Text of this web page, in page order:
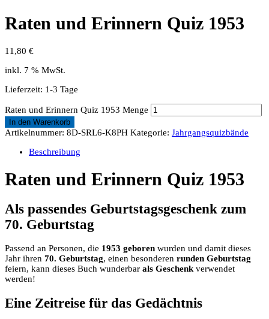
Raten und Erinnern Quiz 1953
11,80 €
inkl. 7 % MwSt.
Lieferzeit: 1-3 Tage
Raten und Erinnern Quiz 1953 Menge
In den Warenkorb
Artikelnummer: 8D-SRL6-K8PH Kategorie: Jahrgangsquizbände
Beschreibung
Raten und Erinnern Quiz 1953
Als passendes Geburtstagsgeschenk zum
70. Geburtstag
Passend an Personen, die 1953 geboren wurden und damit dieses
Jahr ihren 70. Geburtstag, einen besonderen runden Geburtstag
feiern, kann dieses Buch wunderbar als Geschenkverwendet
werden!
Eine Zeitreise für das Gedächtnis